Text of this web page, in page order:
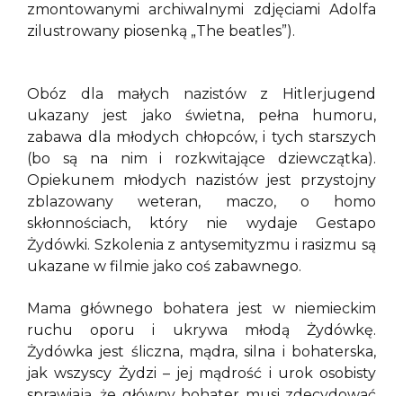
zmontowanymi archiwalnymi zdjęciami Adolfa
zilustrowany piosenką „The beatles”).
Obóz dla małych nazistów z Hitlerjugend
ukazany jest jako świetna, pełna humoru,
zabawa dla młodych chłopców, i tych starszych
(bo są na nim i rozkwitające dziewczątka).
Opiekunem młodych nazistów jest przystojny
zblazowany weteran, maczo, o homo
skłonnościach, który nie wydaje Gestapo
Żydówki. Szkolenia z antysemityzmu i rasizmu są
ukazane w filmie jako coś zabawnego.
Mama głównego bohatera jest w niemieckim
ruchu oporu i ukrywa młodą Żydówkę.
Żydówka jest śliczna, mądra, silna i bohaterska,
jak wszyscy Żydzi – jej mądrość i urok osobisty